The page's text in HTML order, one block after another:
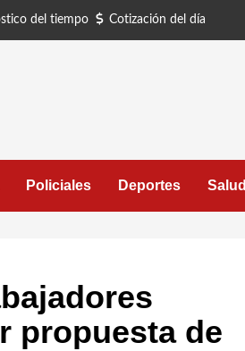
del tiempo Cotización del día
Policiales Deportes Salud
propuesta de